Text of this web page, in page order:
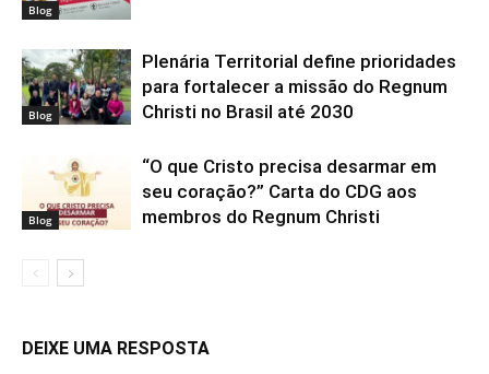
Blog
Blog
Plenária Territorial define prioridades
para fortalecer a missão do Regnum
Christi no Brasil até 2030
Blog
“O que Cristo precisa desarmar em
seu coração?” Carta do CDG aos
membros do Regnum Christi
DEIXE UMA RESPOSTA